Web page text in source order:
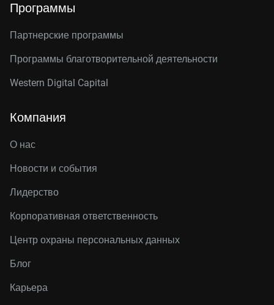
Программы
Партнерские программы
Программы благотворительной деятельности
Western Digital Capital
Компания
О нас
Новости и события
Лидерство
Корпоративная ответственность
Центр охраны персональных данных
Блог
Карьера